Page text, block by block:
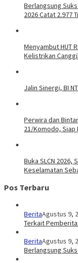
Berlangsung
2026 Catat 2.977
Menyambut HUT
Kelistrikan
Jalin Sinergi, BI
Perwira dan
21/Komodo, Siap
Buka SLCN 2026,
Keselamatan
Pos Terbaru
BeritaAgustus 9,
Terkait
BeritaAgustus 9,
Berlangsung